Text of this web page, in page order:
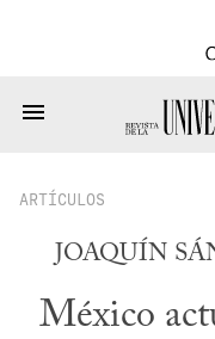
ARTÍCULOS
JOAQUÍN
México